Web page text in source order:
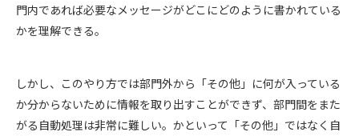
門内であれば必要なメッセージがどこにどのように書かれている
かを理解できる。
しかし、このやり方では部門外から「その他」に何が入っている
か分からないために情報を取り出すことができず、部門間をまた
がる自動処理は非常に難しい。かといって「その他」ではなく自